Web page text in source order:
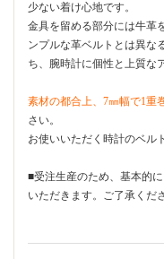
少ない着け心地です。
金具を留める部分には牛革
ンプルな革ベルトとは異な
ち、腕時計に個性と上質な
素材の都合上、7㎜幅で1重
さい。
お使いいただく時計のベル
■受注生産のため、基本的に
いただきます。ご了承くだ